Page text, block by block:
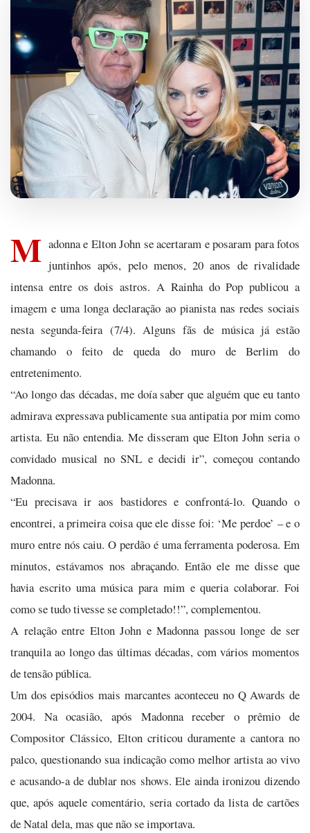
M adonna e Elton John se acertaram e posaram para fotos
juntinhos após, pelo menos, 20 anos de rivalidade
intensa entre os dois astros. A Rainha do Pop publicou a
imagem e uma longa declaração ao pianista nas redes sociais
nesta segunda-feira (7/4). Alguns fãs de música já estão
chamando o feito de queda do muro de Berlim do
entretenimento.
“Ao longo das décadas, me doía saber que alguém que eu tanto
admirava expressava publicamente sua antipatia por mim como
artista. Eu não entendia. Me disseram que Elton John seria o
convidado musical no SNL e decidi ir”, começou contando
Madonna.
“Eu precisava ir aos bastidores e confrontá-lo. Quando o
encontrei, a primeira coisa que ele disse foi: ‘Me perdoe’ – e o
muro entre nós caiu. O perdão é uma ferramenta poderosa. Em
minutos, estávamos nos abraçando. Então ele me disse que
havia escrito uma música para mim e queria colaborar. Foi
como se tudo tivesse se completado!!”, complementou.
A relação entre Elton John e Madonna passou longe de ser
tranquila ao longo das últimas décadas, com vários momentos
de tensão pública.
Um dos episódios mais marcantes aconteceu no Q Awards de
2004. Na ocasião, após Madonna receber o prêmio de
Compositor Clássico, Elton criticou duramente a cantora no
palco, questionando sua indicação como melhor artista ao vivo
e acusando-a de dublar nos shows. Ele ainda ironizou dizendo
que, após aquele comentário, seria cortado da lista de cartões
de Natal dela, mas que não se importava.